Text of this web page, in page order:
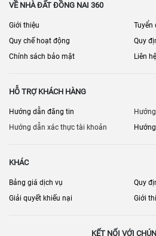
VỀ NHÀ ĐẤT ĐỒNG NAI 360
Giới thiệu
Tuyển
Quy chế hoạt động
Quy
Chính sách bảo mật
Liên hệ
HỖ TRỢ KHÁCH HÀNG
Hướng dẫn đăng tin
Hướng dẫn xác thực tài khoản
KHÁC
Bảng giá dịch vụ
Quy
Giải quyết khiếu nại
Giới
KẾT NỐI VỚI